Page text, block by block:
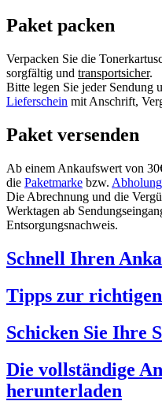
Paket packen
Verpacken Sie die
sorgfältig und transportsicher.
Bitte legen Sie jeder Sendung
Lieferschein mit Anschrift,
Paket versenden
Ab einem Ankaufswert von
die Paketmarke bzw. Abholung
Die Abrechnung und die
Werktagen ab
Entsorgungsnachweis.
Schnell Ihren
Tipps zur
Schicken Sie Ihre
Die vollständige
herunterladen